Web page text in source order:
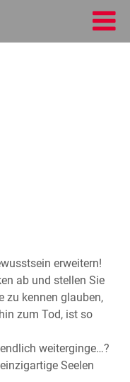
erweitern!
ab und stellen Sie
zu kennen glauben,
zum Tod, ist so
weiterginge…?
Seelen